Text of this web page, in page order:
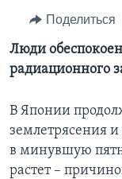
навигации
Перейти
ИТОГИ
ПОЧЕМУ ЭТО
ДИСКУССИЯ VOA
ДЕТАЛИ
НЬЮ-ЙОРК NEW
АМЕРИКА.
НАША
А КАК В
АРТЕФАКТЫ
АМЕРИКАНСКИЕ
ТЕСТЫ
ИНТЕРВЬЮ
ФАКТЫ ПРОТИВ
ЗА СВОБОДУ
УЧИМ
ВИДЕО
ПОДПИСКА НА
Поделиться
Люди
радиационного
В Японии
землетрясения
в минувшую
растет –